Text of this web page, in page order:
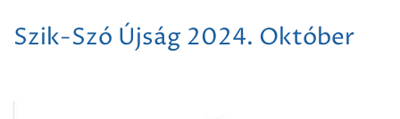
Szik-Szó Újság 2024. Október